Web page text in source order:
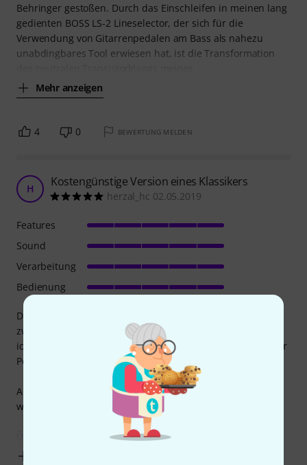
Behringer gestoßen. Durch das Einschleifen in meinen lang
gedienten BOSS LS-2 Lineselector, der sich für die
Verwendung von Gitarrenpedalen am Bass als nahezu
unabdingbares Tool erwiesen hat, ist die Transformation
Mehr anzeigen
4 0 BEWERTUNG MELDEN
H Kostengünstige Version eines Klassikers
herzal_hc 02.05.2019
Da ich in 2 Bands spiele und nicht immer mein Pedalboard
zwischen den 2 Proberäumen transportieren will, machte
ich mich auf die Suche nach kostengünstigen Varianten der
Pedale, die ich auf meinem anderen Pedalboard hab.
Allein an Name und Farbgebung erkennt man schon
welcher Bodentreter hierfür Modell gestanden hat.
Über Features etc brauche ich
Features
Sound
Verarbeitung
Bedienung